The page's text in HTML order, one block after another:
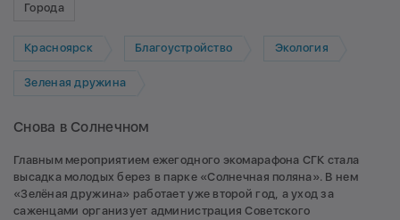
Города
Красноярск Благоустройство Экология
Зеленая дружина
Снова в Солнечном
Главным мероприятием ежегодного экомарафона СГК стала
высадка молодых берез в парке «Солнечная поляна». В нем
«Зелёная дружина» работает уже второй год, а уход за
саженцами организует администрация Советского